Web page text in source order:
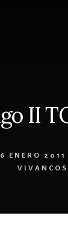
II
ENERO 2011
VIVANCOS